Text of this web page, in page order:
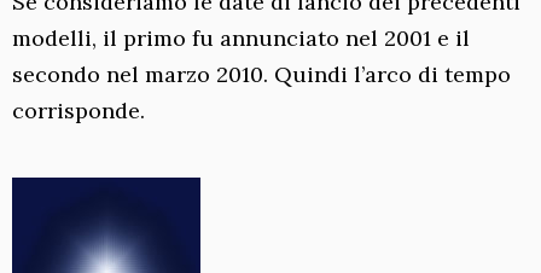
modelli, il primo fu annunciato nel 2001 e il
secondo nel marzo 2010. Quindi l’arco di tempo
corrisponde.